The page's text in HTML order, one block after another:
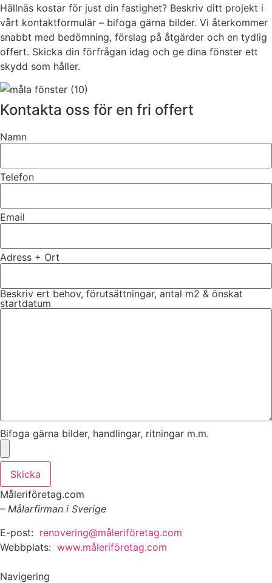
Hällnäs kostar för just din fastighet? Beskriv ditt projekt i
vårt kontaktformulär – bifoga gärna bilder. Vi återkommer
snabbt med bedömning, förslag på åtgärder och en tydlig
offert. Skicka din förfrågan idag och ge dina fönster ett
skydd som håller.
Kontakta oss för en fri offert
Namn
Telefon
Email
Adress + Ort
Beskriv ert behov, förutsättningar, antal m2 & önskat
startdatum
Bifoga gärna bilder, handlingar, ritningar m.m.
Skicka
Måleriföretag.com
– Målarfirman i Sverige
E-post: renovering@måleriföretag.com
Webbplats: www.måleriföretag.com
Navigering